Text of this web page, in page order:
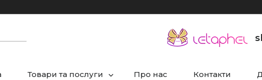
Товари та послуги Про нас Контакти